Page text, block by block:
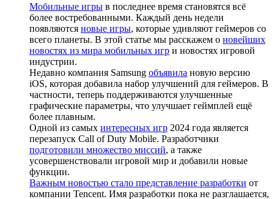
Мобильные игры в последнее время становятся всё
более востребованными. Каждый день недели
появляются новые игры, которые удивляют геймеров со
всего планеты. В этой статье мы расскажем о новейших
новостях из мира мобильных игр и новостях игровой
индустрии.
Недавно компания Samsung объявила новую версию
iOS, которая добавила набор улучшений для геймеров. В
частности, теперь поддерживаются улучшенные
графические параметры, что улучшает геймплей ещё
более плавным.
Одной из самых интересных игр 2024 года является
перезапуск Call of Duty Mobile. Разработчики
подготовили множество миссий, а также
усовершенствовали игровой мир и добавили новые
функции.
Важным новостью стало представление разработки от
компании Tencent. Имя разработки пока не разглашается,